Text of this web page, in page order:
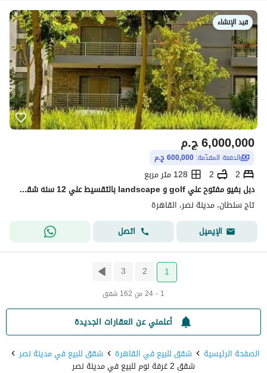
قيد الإنشاء
ج.م6,000,000
الدفعة المقدّمة: 600,000 ج.م
2
2
128 متر مربع
دبل بفيو مفتوح علي golf و landscape بالتقسيط علي 12 سنه شقة للبيع في تاج دقائق من سيتي سنتر الماظة و كايرو فيستفال التجمع و بالقرب من مصر الجديدة
تاج سلطان، مدينة نصر، القاهرة
الإيميل
اتصل
1
2
3
1 - 24 من 162 شقق
أعلمني عن العقارات الجديدة
الصفحة الرئيسية
شقق للبيع في القاهرة شقق للبيع في مدينة نصر
شقق 2 غرفة نوم للبيع في مدينة نصر